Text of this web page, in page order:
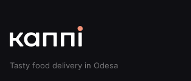
Tasty food delivery in Odesa